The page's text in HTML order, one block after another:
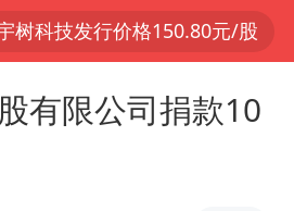
树科技发行价格150.80元/股
台风白海豚即将进入48小时警戒线
有限公司捐款10